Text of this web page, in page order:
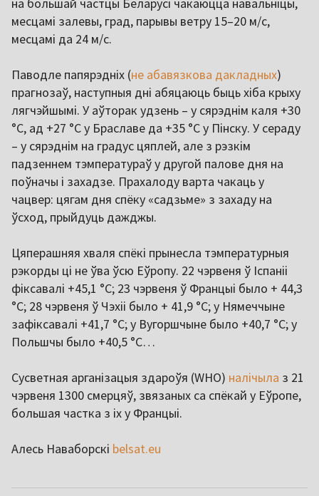
на большай частцы Беларусі чакаюцца навальніцы,
месцамі залевы, град, парывы ветру 15–20 м/с,
месцамі да 24 м/с.
Паводле папярэдніх (не абавязкова дакладных)
прагнозаў, наступныя дні абяцаюць быць хіба крыху
лягчэйшымі. У аўторак удзень – у сярэднім каля +30
°С, ад +27 °С у Браславе да +35 °С у Пінску. У сераду
– у сярэднім на градус цяплей, але з рэзкім
падзеннем тэмператураў у другой палове дня на
поўначы і захадзе. Прахалоду варта чакаць у
чацвер: цягам дня спёку «садзьме» з захаду на
ўсход, прыйдуць дажджы.
Цяперашняя хваля спёкі прынесла тэмпературныя
рэкорды ці не ўва ўсю Еўропу. 22 чэрвеня ў Іспаніі
фіксавалі +45,1 °C; 23 чэрвеня ў Францыі было + 44,3
°С; 28 чэрвеня ў Чэхіі было + 41,9 °С; у Нямеччыне
зафіксавалі +41,7 °С; у Вугоршчыне было +40,7 °С; у
Польшчы было +40,5 °С…
Сусветная арганізацыя здароўя (WHO) налічыла з 21
чэрвеня 1300 смерцяў, звязаных са спёкай у Еўропе,
большая частка з іх у Францыі.
Алесь Наваборскі belsat.eu